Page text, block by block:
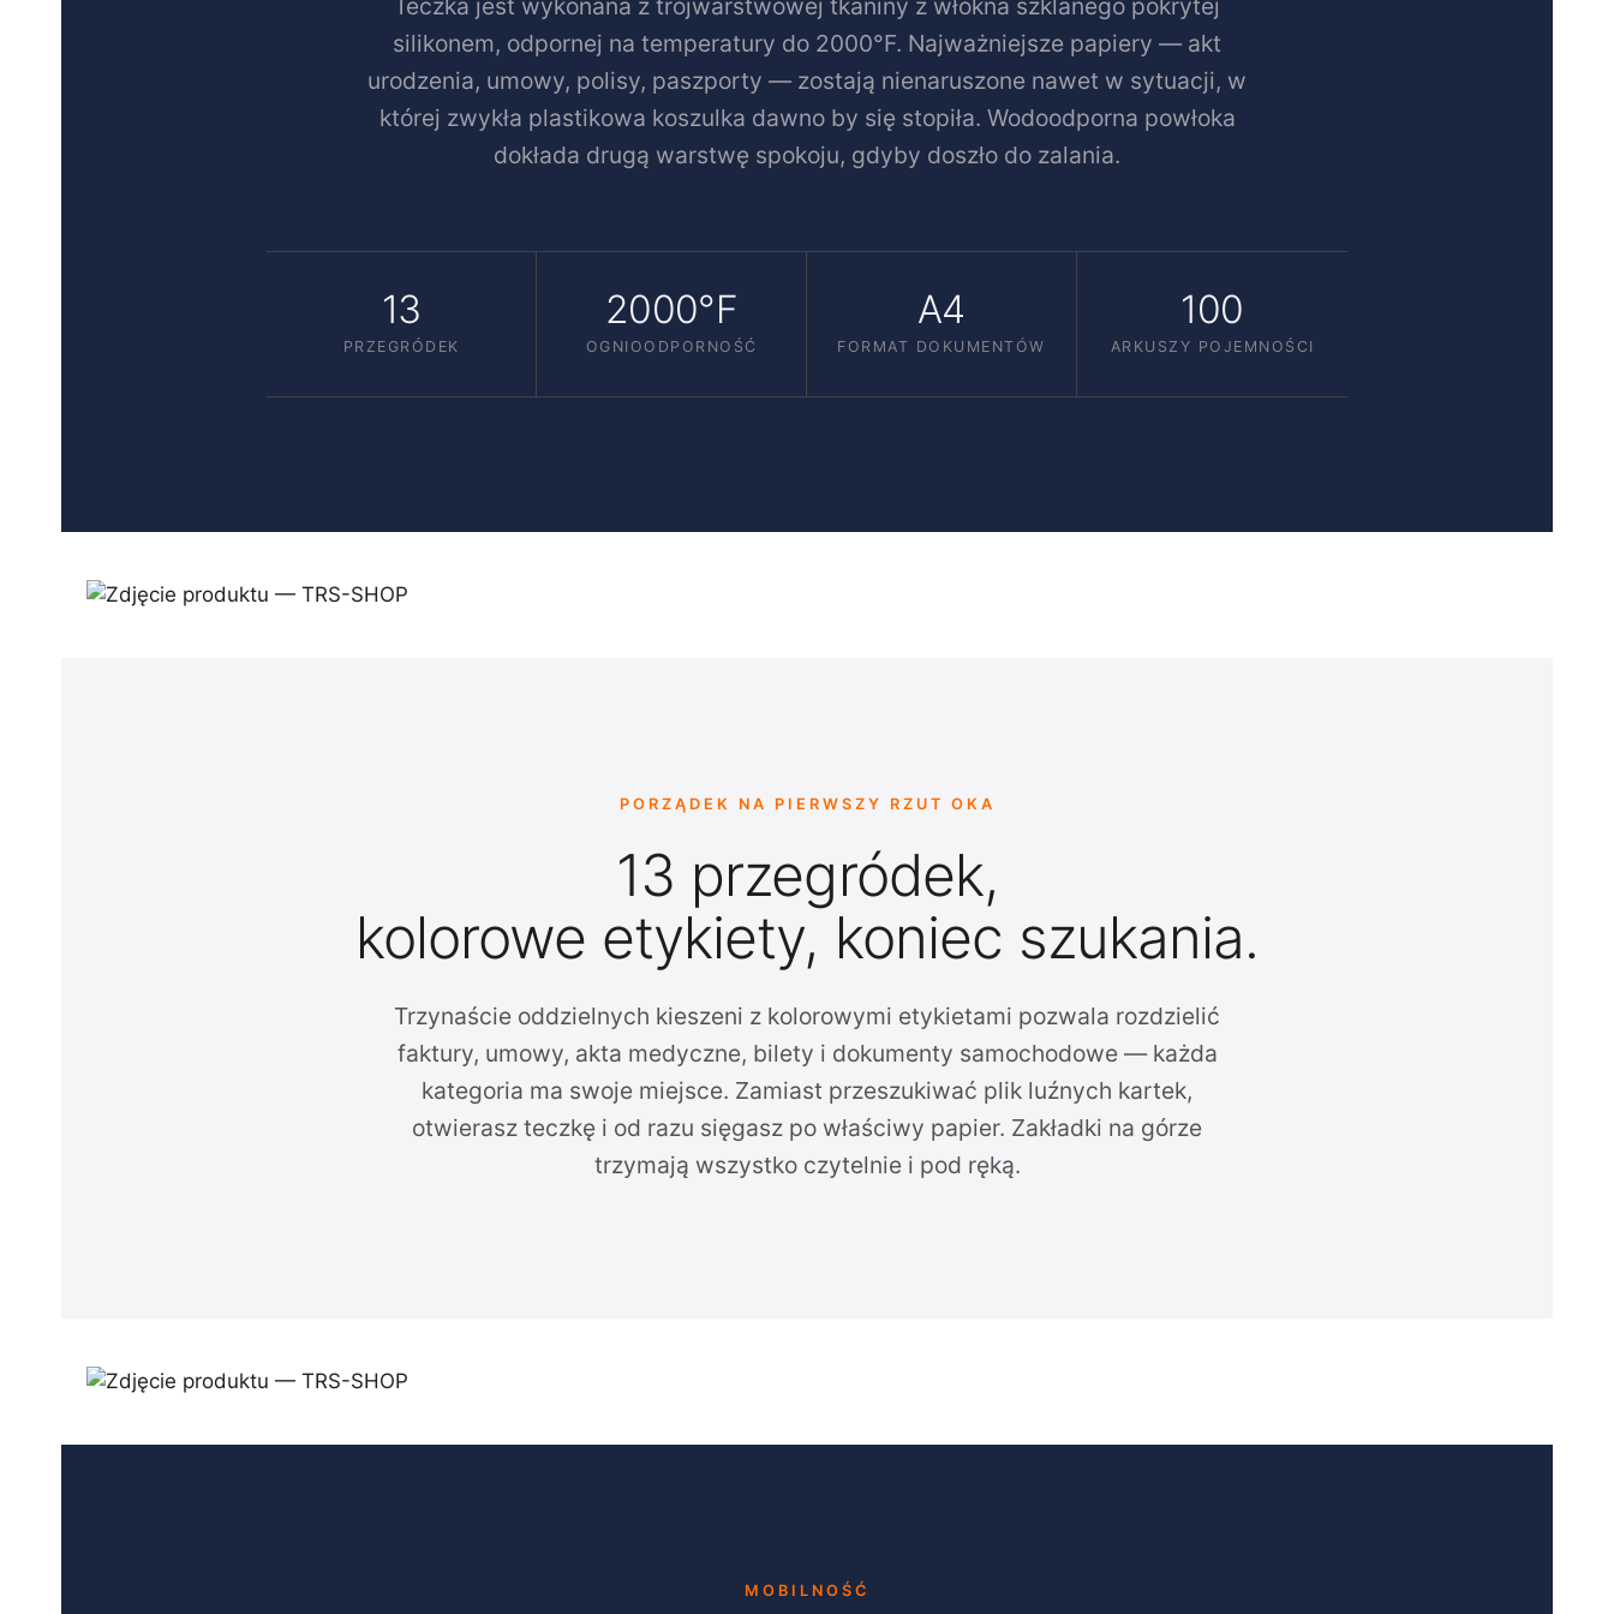
Teczka jest wykonana z trójwarstwowej tkaniny z włókna szklanego pokrytej
silikonem, odpornej na temperatury do 2000°F. Najważniejsze papiery — akt
urodzenia, umowy, polisy, paszporty — zostają nienaruszone nawet w sytuacji, w
której zwykła plastikowa koszulka dawno by się stopiła. Wodoodporna powłoka
dokłada drugą warstwę spokoju, gdyby doszło do zalania.
13
PRZEGRÓDEK
2000°F
OGNIOODPORNOŚĆ
A4
FORMAT DOKUMENTÓW
100
ARKUSZY POJEMNOŚCI
PORZĄDEK NA PIERWSZY RZUT OKA
13 przegródek,
kolorowe etykiety, koniec szukania.
Trzynaście oddzielnych kieszeni z kolorowymi etykietami pozwala rozdzielić
faktury, umowy, akta medyczne, bilety i dokumenty samochodowe — każda
kategoria ma swoje miejsce. Zamiast przeszukiwać plik luźnych kartek,
otwierasz teczkę i od razu sięgasz po właściwy papier. Zakładki na górze
trzymają wszystko czytelnie i pod ręką.
MOBILNOŚĆ